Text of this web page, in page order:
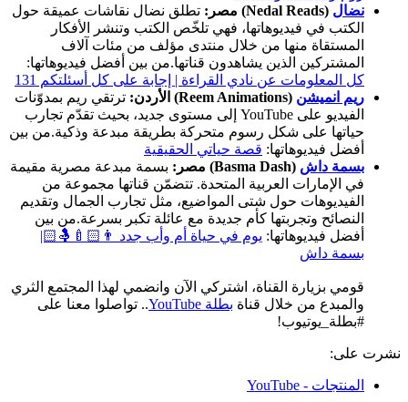
نضال (Nedal Reads) مصر:
تطلق نضال نقاشات عميقة حول
الكتب في فيديوهاتها، فهي تلخّص الكتب وتنشر الأفكار
المستقاة منها من خلال منتدى مؤلف من مئات آلاف
المشتركين الذين يشاهدون قناتها.من بين أفضل فيديوهاتها:
كل المعلومات عن نادي القراءة | إجابة على كل أسئلتكم 131
ريم انميشن (Reem Animations) الأردن:
ترتقي ريم بمدوّنات
الفيديو على YouTube إلى مستوى جديد، بحيث تقدّم تجارب
حياتها على شكل رسوم متحركة بطريقة مبدعة وذكية.من بين
أفضل فيديوهاتها: قصة حياتي الحقيقية
بسمة داش (Basma Dash) مصر:
بسمة مبدعة مصرية مقيمة
في الإمارات العربية المتحدة. تتضمّن قناتها مجموعة من
الفيديوهات حول شتى المواضيع، مثل تجارب الجمال وتقديم
النصائح وتجربتها كأم جديدة مع عائلة تكبر بسرعة.من بين
أفضل فيديوهاتها: يوم في حياة أم وأب جدد 👨🏻‍🍼🤱🏻|
بسمة داش
قومي بزيارة القناة، اشتركي الآن وانضمي لهذا المجتمع الثري
والمبدع من خلال قناة بطلة YouTube
.. تواصلوا معنا على
#بطلة_يوتيوب!
نشرت على:
المنتجات - YouTube